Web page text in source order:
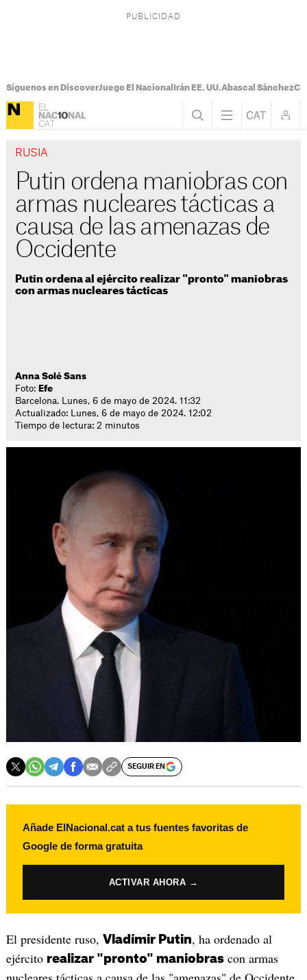
Síguenos en DiscoverJuego El Nacional Irán EE. UU.Abascal Sánchez
RUSIA
Putin ordena maniobras con
armas nucleares tácticas a
causa de las amenazas de
Occidente
Putin ordena al ejército realizar "pronto" maniobras
con armas nucleares tácticas
Anna Solé Sans
Foto: Efe
Barcelona. Lunes, 6 de mayo de 2024. 11:32
Actualizado: Lunes, 6 de mayo de 2024. 12:02
Tiempo de lectura: 2 minutos
SEGUIR EN
Añade ElNacional.cat a tus fuentes favoritas de
Google de forma gratuita
ACTIVAR AHORA →
El presidente ruso, Vladímir Putin, ha ordenado al
ejército realizar "pronto" maniobrascon armas